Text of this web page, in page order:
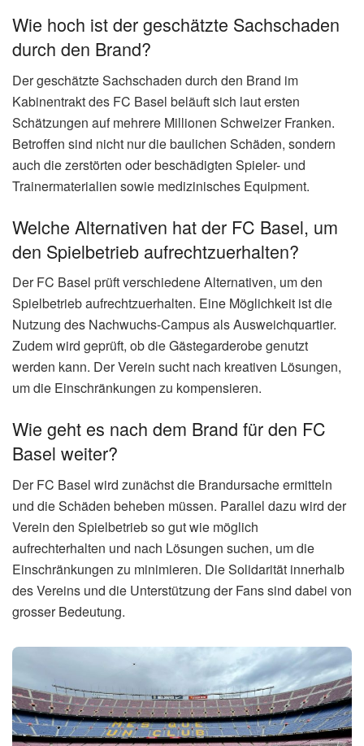
Wie hoch ist der geschätzte Sachschaden
durch den Brand?
Der geschätzte Sachschaden durch den Brand im
Kabinentrakt des FC Basel beläuft sich laut ersten
Schätzungen auf mehrere Millionen Schweizer Franken.
Betroffen sind nicht nur die baulichen Schäden, sondern
auch die zerstörten oder beschädigten Spieler- und
Trainermaterialien sowie medizinisches Equipment.
Welche Alternativen hat der FC Basel, um
den Spielbetrieb aufrechtzuerhalten?
Der FC Basel prüft verschiedene Alternativen, um den
Spielbetrieb aufrechtzuerhalten. Eine Möglichkeit ist die
Nutzung des Nachwuchs-Campus als Ausweichquartier.
Zudem wird geprüft, ob die Gästegarderobe genutzt
werden kann. Der Verein sucht nach kreativen Lösungen,
um die Einschränkungen zu kompensieren.
Wie geht es nach dem Brand für den FC
Basel weiter?
Der FC Basel wird zunächst die Brandursache ermitteln
und die Schäden beheben müssen. Parallel dazu wird der
Verein den Spielbetrieb so gut wie möglich
aufrechterhalten und nach Lösungen suchen, um die
Einschränkungen zu minimieren. Die Solidarität innerhalb
des Vereins und die Unterstützung der Fans sind dabei von
grosser Bedeutung.